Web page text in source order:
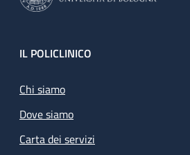
Footer
IL POLICLINICO
Chi siamo
Dove siamo
Carta dei servizi